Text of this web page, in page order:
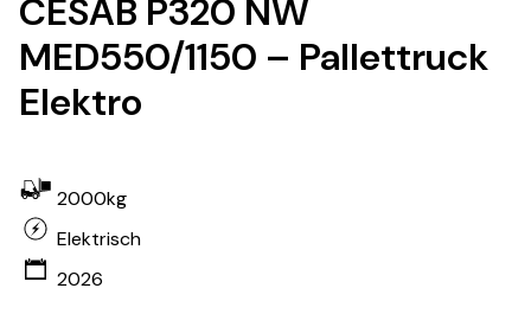
CESAB P320 NW
MED550/1150 – Pallettruck
Elektro
2000kg
Elektrisch
2026